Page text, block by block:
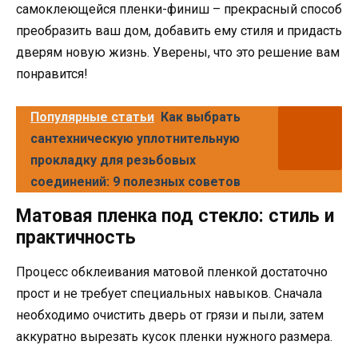
самоклеющейся пленки-финиш – прекрасный способ
преобразить ваш дом, добавить ему стиля и придасть
дверям новую жизнь. Уверены, что это решение вам
понравится!
Популярные статьи Как выбрать
сантехническую уплотнительную
прокладку для резьбовых
соединений: 9 полезных советов
Матовая пленка под стекло: стиль и
практичность
Процесс обклеивания матовой пленкой достаточно
прост и не требует специальных навыков. Сначала
необходимо очистить дверь от грязи и пыли, затем
аккуратно вырезать кусок пленки нужного размера.